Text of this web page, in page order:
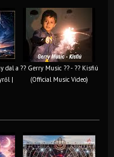
dal a
|
?? Gerry Music ?? - ?? Kisfiú
(Official Music Video)